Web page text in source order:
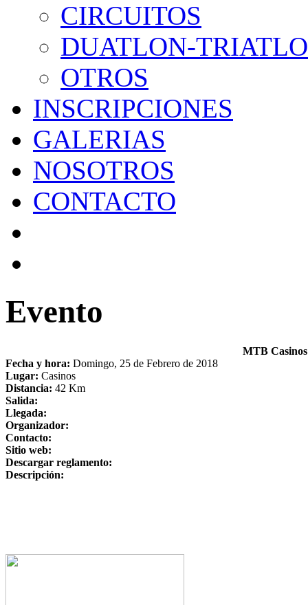
CIRCUITOS
DUATLON-
OTROS
INSCRIPCIONES
GALERIAS
NOSOTROS
CONTACTO
Evento
MTB
Fecha y hora: Domingo, 25 de Febrero de 2018
Lugar: Casinos
Distancia: 42 Km
Salida:
Llegada:
Organizador:
Contacto:
Sitio web:
Descargar reglamento:
Descripción: